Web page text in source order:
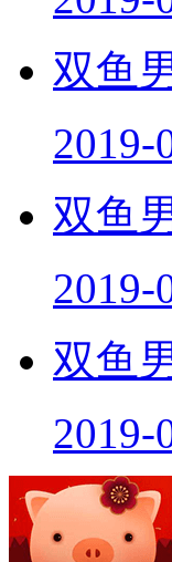
2019-
双鱼
2019-
双鱼
2019-
双鱼
2019-